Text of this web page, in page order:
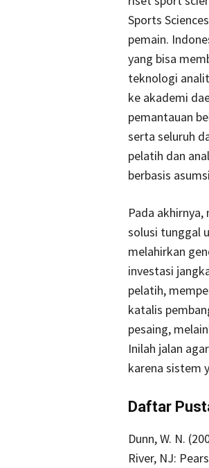
Sports
pemain.
yang bisa
teknologi
ke akademi
pemantauan
serta seluruh
pelatih dan
berbasis
Pada
solusi tunggal
melahirkan
investasi
pelatih,
katalis
pesaing,
Inilah jalan
karena sistem
Daftar
Dunn, W. N.
River, NJ: